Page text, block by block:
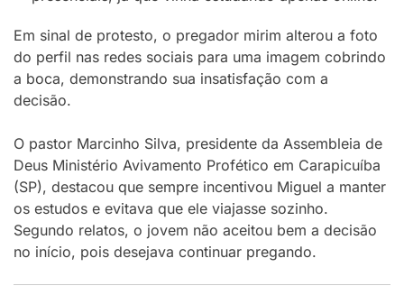
Em sinal de protesto, o pregador mirim alterou a foto
do perfil nas redes sociais para uma imagem cobrindo
a boca, demonstrando sua insatisfação com a
decisão.
O pastor Marcinho Silva, presidente da Assembleia de
Deus Ministério Avivamento Profético em Carapicuíba
(SP), destacou que sempre incentivou Miguel a manter
os estudos e evitava que ele viajasse sozinho.
Segundo relatos, o jovem não aceitou bem a decisão
no início, pois desejava continuar pregando.